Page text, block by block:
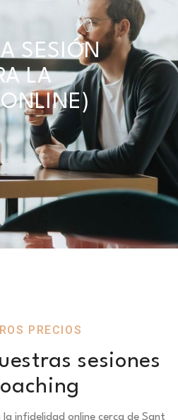
SESIÓN
LA
ONLINE)
PRECIOS
sesiones
infidelidad online cerca de Sant